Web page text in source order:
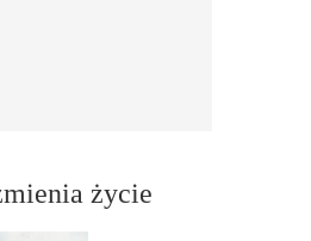
życie